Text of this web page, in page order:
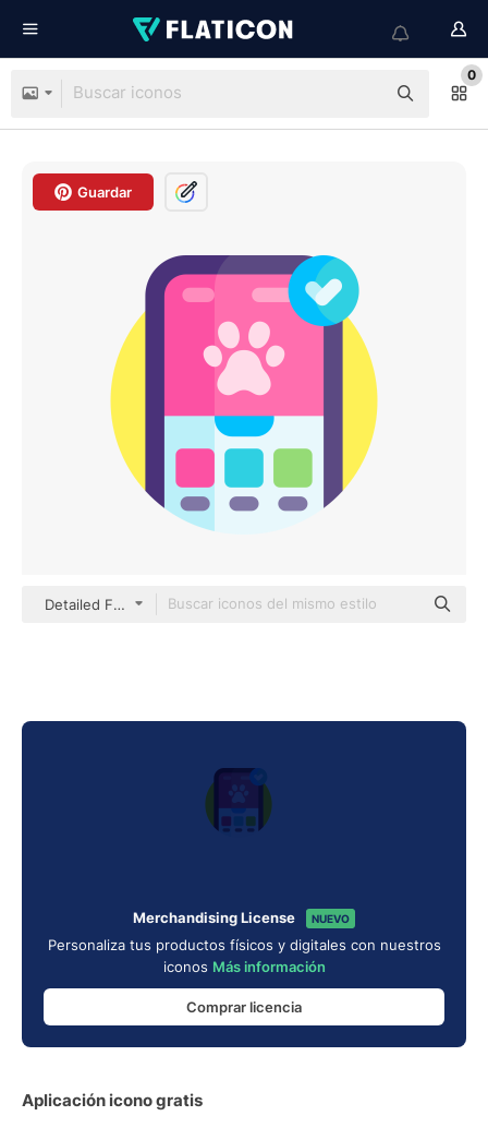
0
Guardar
Detailed Flat Circular Flat
Merchandising License NUEVO
Personaliza tus productos físicos y digitales con nuestros
iconos Más información
Comprar licencia
Aplicación icono gratis